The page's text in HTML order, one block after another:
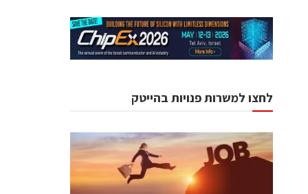
לחצו למשרות פנויות בהייטק